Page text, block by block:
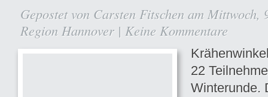
Gepostet von Carsten Fitschen am Mittwoch,
Region Hannover | Keine Kommentare
22
Winterunde.